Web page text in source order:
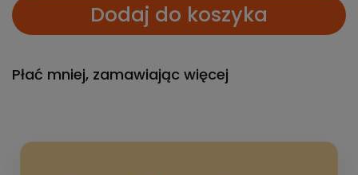
Dodaj do koszyka
Płać mniej, zamawiając więcej